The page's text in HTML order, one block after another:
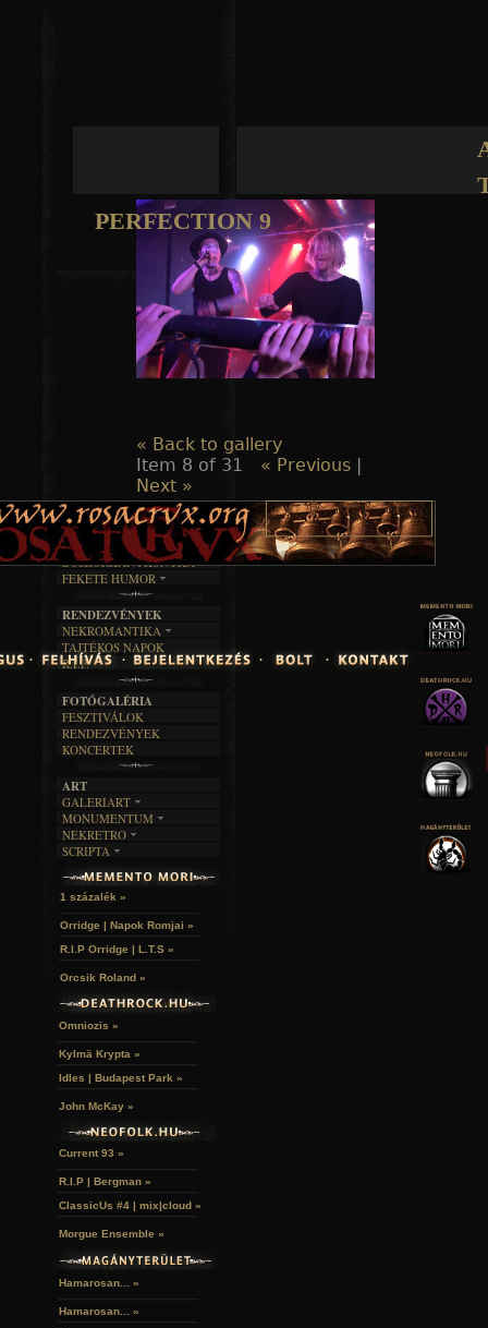
PERFECTION 9
« Back to gallery
Item 8 of 31
« Previous
Next »
TAJTÉKOS LAPOK
ZENE
EGYÜTTESEK
INTERJÚK
FORDÍTÁSOK
DALSZÖVEGEK
ÍRÁSOK
IRODALOM
FILM
MŰVÉSZET
ÍRÁSTÖRTÉNET
BOSZORKÁNYKONYHA
FEKETE HUMOR
SZÖVEGES
RENDEZVÉNYEK
NEKROMANTIKA
AKTUÁLIS
A MÚLT
TAJTÉKOS NAPOK
R.I.P.
FOTÓGALÉRIA
FESZTIVÁLOK
RENDEZVÉNYEK
KONCERTEK
ART
GALERIART
ARTGALERI
KÉPREGÉNYEK
LAKÁSKULTS
MONUMENTUM
TEMETŐK
TEMPLOMOK
VÁRAK
HELYEK
NEKRETRO
SZUBKULT
FEKETE LYUK
RELIKVIÁK
SCRIPTA
NOVELLÁK
VERSEK
1 százalék »
Orridge | Napok Romjai »
R.I.P Orridge | L.T.S »
Orcsik Roland »
Omniozis »
Kylmä Krypta »
Idles | Budapest Park »
John McKay »
Current 93 »
R.I.P | Bergman »
ClassicUs #4 | mix|cloud »
Morgue Ensemble »
Hamarosan... »
Hamarosan... »